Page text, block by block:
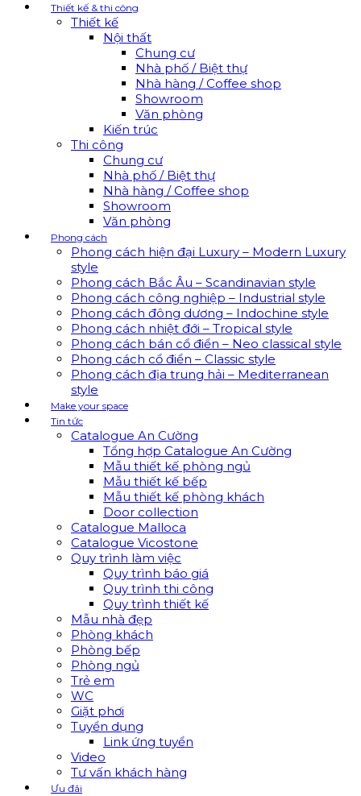
Thiết kế & thi công
Thiết kế
Nội thất
Chung cư
Nhà phố / Biệt thự
Nhà hàng / Coffee shop
Showroom
Văn phòng
Kiến trúc
Thi công
Chung cư
Nhà phố / Biệt thự
Nhà hàng / Coffee shop
Showroom
Văn phòng
Phong cách
Phong cách hiện đại Luxury – Modern Luxury
style
Phong cách Bắc Âu – Scandinavian style
Phong cách công nghiệp – Industrial style
Phong cách đông dương – Indochine style
Phong cách nhiệt đới – Tropical style
Phong cách bán cổ điển – Neo classical style
Phong cách cổ điển – Classic style
Phong cách địa trung hải – Mediterranean
style
Make your space
Tin tức
Catalogue An Cường
Tổng hợp Catalogue An Cường
Mẫu thiết kế phòng ngủ
Mẫu thiết kế bếp
Mẫu thiết kế phòng khách
Door collection
Catalogue Malloca
Catalogue Vicostone
Quy trình làm việc
Quy trình báo giá
Quy trình thi công
Quy trình thiết kế
Mẫu nhà đẹp
Phòng khách
Phòng bếp
Phòng ngủ
Trẻ em
WC
Giặt phơi
Tuyển dụng
Link ứng tuyển
Video
Tư vấn khách hàng
Ưu đãi